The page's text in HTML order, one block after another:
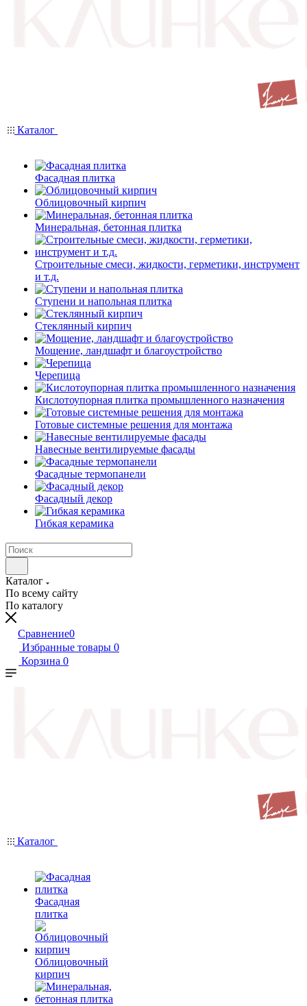
Каталог
Фасадная плитка
Облицовочный кирпич
Минеральная, бетонная плитка
Строительные смеси, жидкости, герметики, инструмент
и т.д.
Ступени и напольная плитка
Cтеклянный кирпич
Мощение, ландшафт и благоустройство
Черепица
Кислотоупорная плитка промышленного назначения
Готовые системные решения для монтажа
Навесные вентилируемые фасады
Фасадные термопанели
Фасадный декор
Гибкая керамика
Каталог
По всему сайту
По каталогу
Сравнение0
Избранные товары 0
Корзина 0
Каталог
Фасадная
плитка
Облицовочный
кирпич